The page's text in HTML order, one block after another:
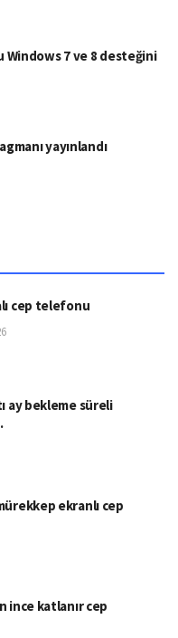
7 ve 8 desteğini
yayınlandı
cep telefonu
ay bekleme süreli
ekranlı cep
ince katlanır cep